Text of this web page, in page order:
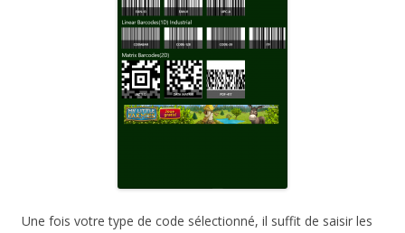
Une fois votre type de code sélectionné, il suffit de saisir les